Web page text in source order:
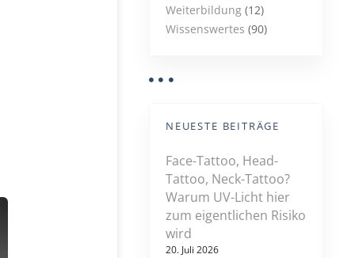
Weiterbildung (12)
Wissenswertes (90)
NEUESTE BEITRÄGE
Face-Tattoo, Head-
Tattoo, Neck-Tattoo?
Warum UV-Licht hier
zum eigentlichen Risiko
wird
20. Juli 2026